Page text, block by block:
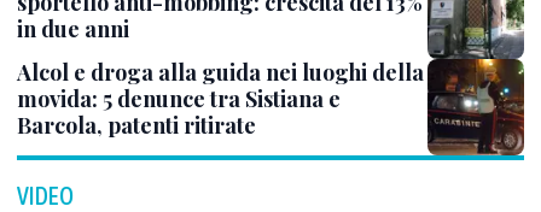
in due anni
Alcol e droga alla guida nei luoghi della
movida: 5 denunce tra Sistiana e
Barcola, patenti ritirate
VIDEO